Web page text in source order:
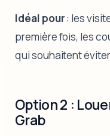
Idéal pour: les
première fois, les
qui souhaitent
Option 2 :
Grab